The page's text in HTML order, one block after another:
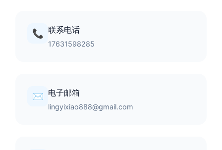
📞 联系电话
17631598285
✉️ 电子邮箱
lingyixiao888@gmail.com